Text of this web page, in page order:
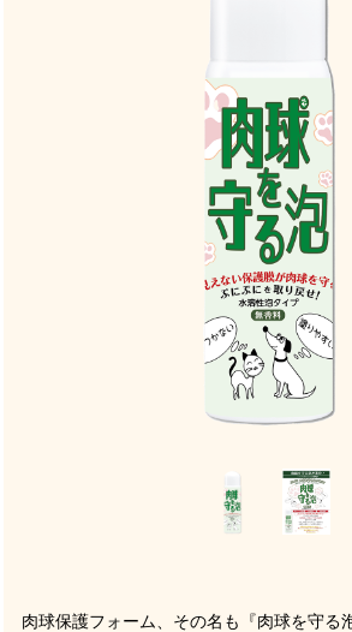
肉球保護フォーム、その名も『肉球を守る